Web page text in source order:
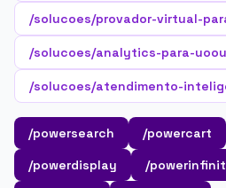
/solucoes/provador-virtual-
/solucoes/analytics-para-uoou
/solucoes/atendimento-
/powersearch /powercart
/powerdisplay
/